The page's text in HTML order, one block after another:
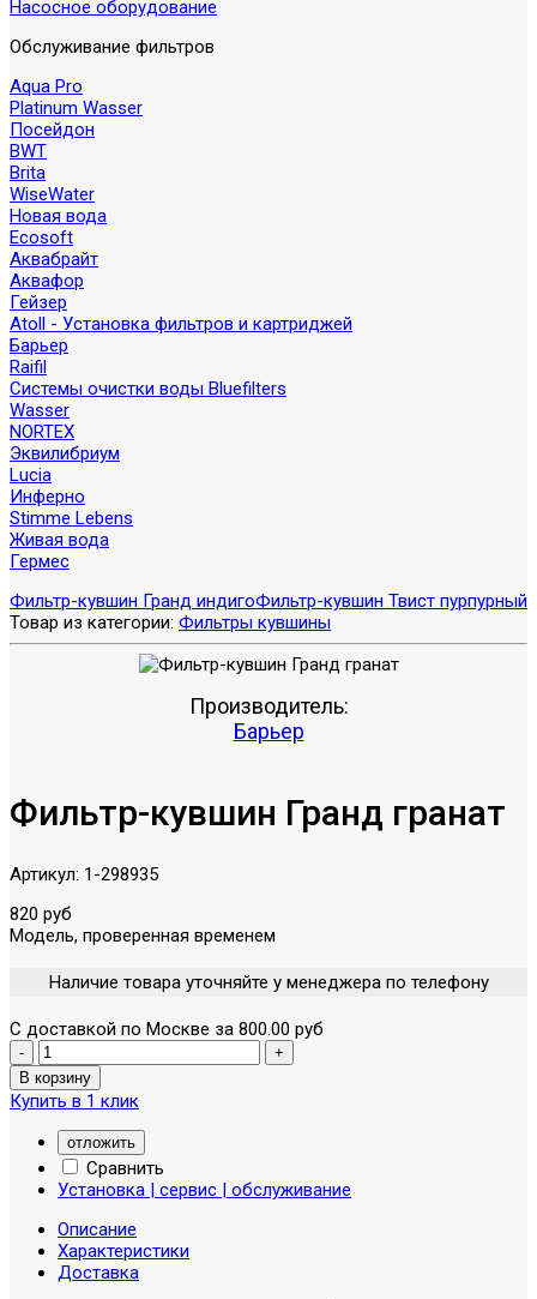
Насосное оборудование
Обслуживание фильтров
Aqua Pro
Platinum Wasser
Посейдон
BWT
Brita
WiseWater
Новая вода
Ecosoft
Аквабрайт
Аквафор
Гейзер
Atoll - Установка фильтров и картриджей
Барьер
Raifil
Системы очистки воды Bluefilters
Wasser
NORTEX
Эквилибриум
Lucia
Инферно
Stimme Lebens
Живая вода
Гермес
Фильтр-кувшин Гранд индигоФильтр-кувшин Твист пурпурный
Товар из категории: Фильтры кувшины
Производитель:
Барьер
Фильтр-кувшин Гранд гранат
Артикул: 1-298935
820 руб
Модель, проверенная временем
Наличие товара уточняйте у менеджера по телефону
С доставкой по Москве за 800.00 руб
Купить в 1 клик
отложить
Сравнить
Установка | сервис | обслуживание
Описание
Характеристики
Доставка